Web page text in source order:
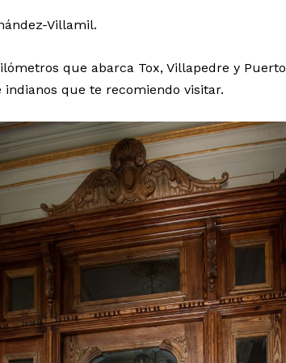
Villamil.
que abarca Tox, Villapedre y Puerto
indianos que te recomiendo visitar.